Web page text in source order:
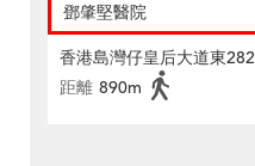
鄧肇堅醫院
香港島灣仔皇后大道東
距離 890m